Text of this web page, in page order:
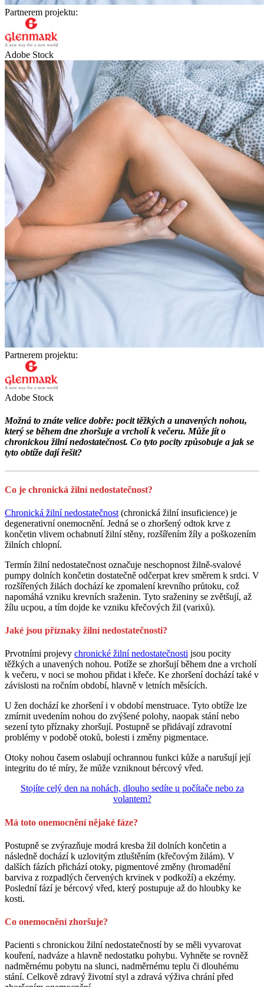
Partnerem projektu:
Adobe Stock
Partnerem projektu:
Adobe Stock
Možná to znáte velice dobře: pocit těžkých a unavených nohou,
který se během dne zhoršuje a vrcholí k večeru. Může jít o
chronickou žilní nedostatečnost. Co tyto pocity způsobuje a jak se
tyto obtíže dají řešit?
Co je chronická žilní nedostatečnost?
Chronická žilní nedostatečnost (chronická žilní insuficience) je
degenerativní onemocnění. Jedná se o zhoršený odtok krve z
končetin vlivem ochabnutí žilní stěny, rozšířením žíly a poškozením
žilních chlopní.
Termín žilní nedostatečnost označuje neschopnost žilně-svalové
pumpy dolních končetin dostatečně odčerpat krev směrem k srdci. V
rozšířených žilách dochází ke zpomalení krevního průtoku, což
napomáhá vzniku krevních sraženin. Tyto sraženiny se zvětšují, až
žílu ucpou, a tím dojde ke vzniku křečových žil (varixů).
Jaké jsou příznaky žilní nedostatečnosti?
Prvotními projevy chronické žilní nedostatečnosti jsou pocity
těžkých a unavených nohou. Potíže se zhoršují během dne a vrcholí
k večeru, v noci se mohou přidat i křeče. Ke zhoršení dochází také v
závislosti na ročním období, hlavně v letních měsících.
U žen dochází ke zhoršení i v období menstruace. Tyto obtíže lze
zmírnit uvedením nohou do zvýšené polohy, naopak stání nebo
sezení tyto příznaky zhoršují. Postupně se přidávají zdravotní
problémy v podobě otoků, bolesti i změny pigmentace.
Otoky nohou časem oslabují ochrannou funkci kůže a narušují její
integritu do té míry, že může vzniknout bércový vřed.
Stojíte celý den na nohách, dlouho sedíte u počítače nebo za
volantem?
Má toto onemocnění nějaké fáze?
Postupně se zvýrazňuje modrá kresba žil dolních končetin a
následně dochází k uzlovitým ztluštěním (křečovým žilám). V
dalších fázích přichází otoky, pigmentové změny (hromadění
barviva z rozpadlých červených krvinek v podkoží) a ekzémy.
Poslední fází je bércový vřed, který postupuje až do hloubky ke
kosti.
Co onemocnění zhoršuje?
Pacienti s chronickou žilní nedostatečností by se měli vyvarovat
kouření, nadváze a hlavně nedostatku pohybu. Vyhněte se rovněž
nadměrnému pobytu na slunci, nadměrnému teplu či dlouhému
stání. Celkově zdravý životní styl a zdravá výživa chrání před